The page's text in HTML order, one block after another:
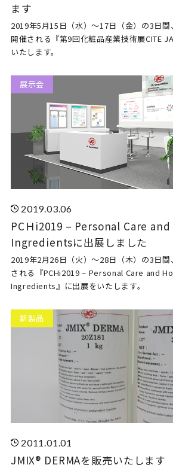
ます
2019年5月15日（水）～17日（金）の3日
開催される『第9回化粧品産業技術展CITE
いたします。
2019.03.06
PCＨi2019 – Personal Care
Ingredientsに出展しました
2019年2月26日（火）～28日（木）の3日
される『PCHi2019 – Personal Care and
Ingredients』に出展をいたします。
展示会
2011.01.01
JMIX® DERMAを販売いたします
新製品